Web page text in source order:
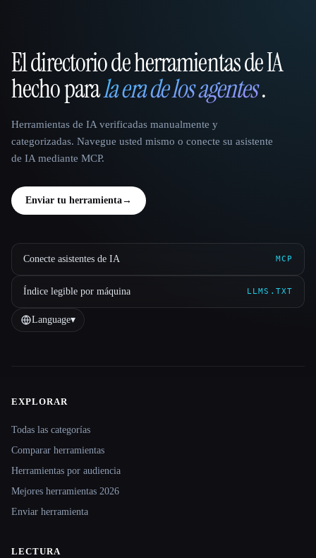
That AI Collection
El directorio de herramientas de IA
hecho parala era de los agentes.
Herramientas de IA verificadas manualmente y
categorizadas. Navegue usted mismo o conecte su asistente
de IA mediante MCP.
Enviar tu herramienta→
Conecte asistentes de IA MCP
Índice legible por máquina LLMS.TXT
Language▾
Site navigation
EXPLORAR
Todas las categorías
Comparar herramientas
Herramientas por audiencia
Mejores herramientas 2026
Enviar herramienta
LECTURA